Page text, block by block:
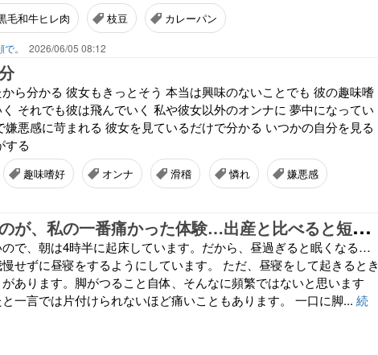
毛和牛ヒレ肉 枝豆 カレーパン
。 2026/06/05 08:12
ら分かる 彼女もきっとそう 本当は興味のないことでも 彼の趣味嗜
それでも彼は飛んでいく 私や彼女以外のオンナに 夢中になってい
嫌悪感に苛まれる 彼女を見ているだけで分かる いつかの自分を見る
する
趣味嗜好 オンナ 滑稽 憐れ 嫌悪感
脚
がつったのが、私の一番痛かった体験…出産と比べると短時間だけど、瞬間的な痛さは…！
で、朝は4時半に起床しています。だから、昼過ぎると眠くなる…
せずに昼寝をするようにしています。 ただ、昼寝をして起きるとき
あります。脚がつること自体、そんなに頻繁ではないと思います
一言では片付けられないほど痛いこともあります。 一口に脚... 続